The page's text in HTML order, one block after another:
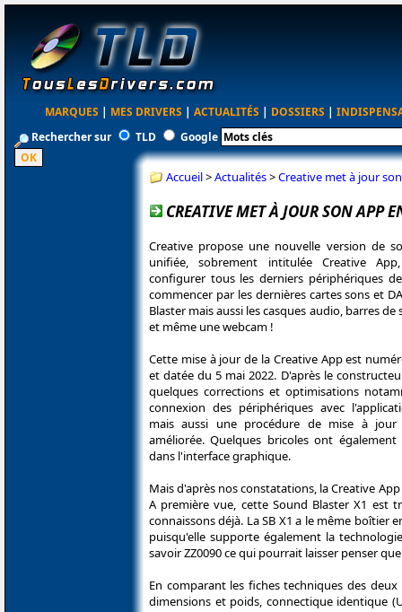
MARQUES | MES DRIVERS | ACTUALITÉS | DOSSIERS |
Rechercher sur
TLD Google
Accueil>Actualités>Creative met à jour
CREATIVE MET À JOUR SON APP
Creative propose une nouvelle version de
unifiée, sobrement intitulée Creative
configurer tous les derniers périphériques
commencer par les dernières cartes sons et
Blaster mais aussi les casques audio, barres de
et même une webcam !
Cette mise à jour de la Creative App est
et datée du 5 mai 2022. D'après le
quelques corrections et optimisations
connexion des périphériques avec
mais aussi une procédure de mise à
améliorée. Quelques bricoles ont également
dans l'interface graphique.
Mais d'après nos constatations, la Creative
A première vue, cette Sound Blaster X1 est
connaissons déjà. La SB X1 a le même
puisqu'elle supporte également la
savoir ZZ0090 ce qui pourrait laisser penser
En comparant les fiches techniques des
dimensions et poids, connectique identique